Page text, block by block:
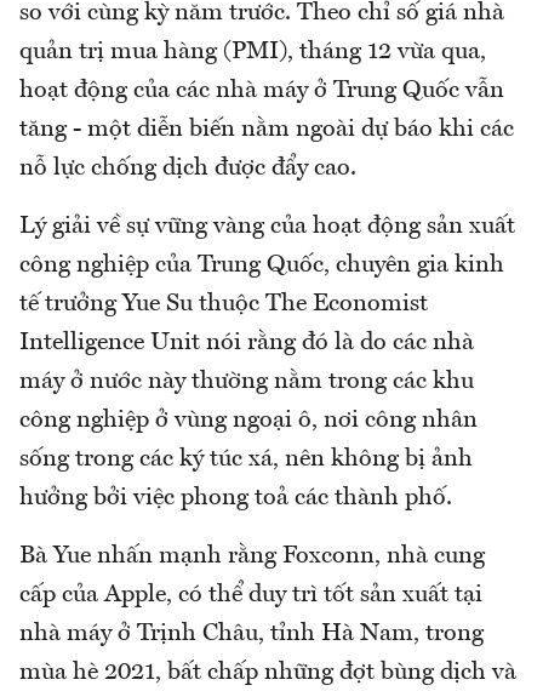
so với cùng kỳ năm trước. Theo chỉ số giá nhà
quản trị mua hàng (PMI), tháng 12 vừa qua,
hoạt động của các nhà máy ở Trung Quốc vẫn
tăng - một diễn biến nằm ngoài dự báo khi các
nỗ lực chống dịch được đẩy cao.
Lý giải về sự vững vàng của hoạt động sản xuất
công nghiệp của Trung Quốc, chuyên gia kinh
tế trưởng Yue Su thuộc The Economist
Intelligence Unit nói rằng đó là do các nhà
máy ở nước này thường nằm trong các khu
công nghiệp ở vùng ngoại ô, nơi công nhân
sống trong các ký túc xá, nên không bị ảnh
hưởng bởi việc phong toả các thành phố.
Bà Yue nhấn mạnh rằng Foxconn, nhà cung
cấp của Apple, có thể duy trì tốt sản xuất tại
nhà máy ở Trịnh Châu, tỉnh Hà Nam, trong
mùa hè 2021, bất chấp những đợt bùng dịch và